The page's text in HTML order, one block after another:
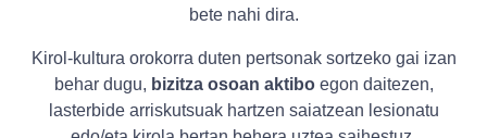
bete nahi dira.
Kirol-kultura orokorra duten pertsonak sortzeko gai izan
behar dugu, bizitza osoan aktiboegon daitezen,
lasterbide arriskutsuak hartzen saiatzean lesionatu